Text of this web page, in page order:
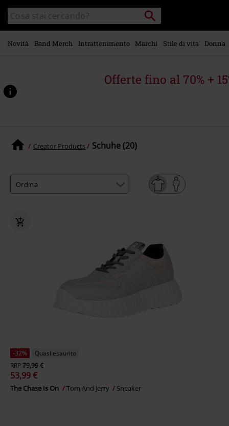
contenuto
principale
Cerca
nel
catalogo
Cerca
Punto
di
ritiro
Novità Band Merch Intrattenimento Marchi Stile di vita Donna
Offerte fino al 70% +
Creator Products Schuhe (20)
-32%
Quasi esaurito
RRP79,99 €
53,99 €
The Chase Is On Tom And Jerry Sneaker